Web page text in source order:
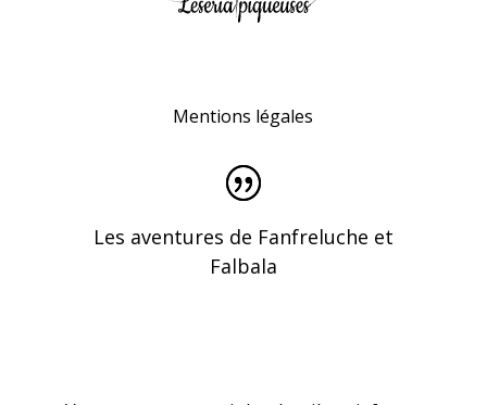
Mentions légales
Les aventures de Fanfreluche et
Falbala